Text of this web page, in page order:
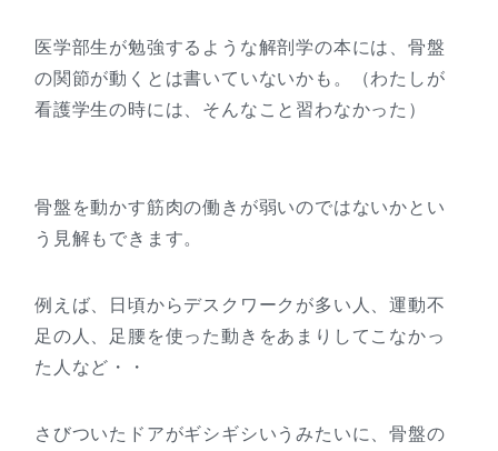
医学部生が勉強するような解剖学の本には、骨盤
の関節が動くとは書いていないかも。（わたしが
看護学生の時には、そんなこと習わなかった）
骨盤を動かす筋肉の働きが弱いのではないかとい
う見解もできます。
例えば、日頃からデスクワークが多い人、運動不
足の人、足腰を使った動きをあまりしてこなかっ
た人など・・
さびついたドアがギシギシいうみたいに、骨盤の